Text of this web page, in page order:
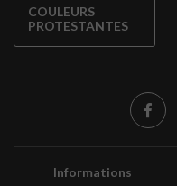
COULEURS
PROTESTANTES
Informations